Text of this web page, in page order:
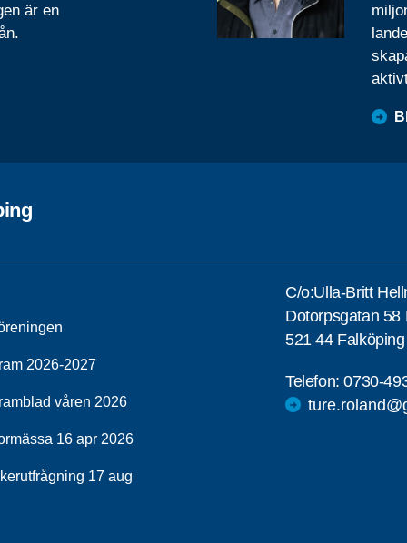
är en
2026-2027
våren 2026
16 apr 2026
17 aug
C/o:Ulla-Britt
Dotorpsgatan 58
521 44 Falköping
Telefon:0730-